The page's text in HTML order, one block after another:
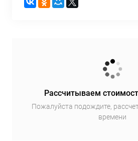
Рассчитываем
Пожалуйста подождите,
времени